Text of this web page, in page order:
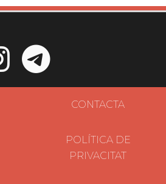
CONTACTA
POLÍTICA DE
PRIVACITAT